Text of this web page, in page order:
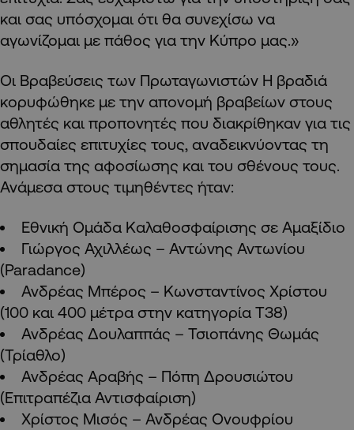
και σας υπόσχομαι ότι θα συνεχίσω να
αγωνίζομαι με πάθος για την Κύπρο μας.»
Οι Βραβεύσεις των Πρωταγωνιστών Η βραδιά
κορυφώθηκε με την απονομή βραβείων στους
αθλητές και προπονητές που διακρίθηκαν για τις
σπουδαίες επιτυχίες τους, αναδεικνύοντας τη
σημασία της αφοσίωσης και του σθένους τους.
Ανάμεσα στους τιμηθέντες ήταν:
Εθνική Ομάδα Καλαθοσφαίρισης σε Αμαξίδιο
Γιώργος Αχιλλέως – Αντώνης Αντωνίου
(Paradance)
Ανδρέας Μπέρος – Κωνσταντίνος Χρίστου
(100 και 400 μέτρα στην κατηγορία Τ38)
Ανδρέας Δουλαππάς – Τσιοπάνης Θωμάς
(Τρίαθλο)
Ανδρέας Αραβής – Πόπη Δρουσιώτου
(Επιτραπέζια Αντισφαίριση)
Χρίστος Μισός – Ανδρέας Ονουφρίου